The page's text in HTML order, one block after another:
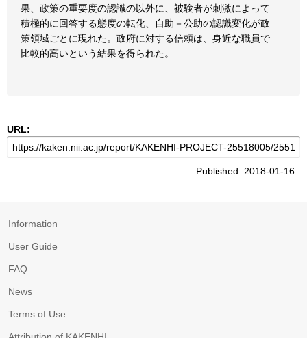
果、政策の重要度の認識の以外に、被験者が刺激によって
積極的に回答する態度の転化、自助－公助の認識変化が政
策領域ごとに現れた。政府に対する信頼は、身近な職員で
比較的高いという結果を得られた。
URL:
Published: 2018-01-16
Information
User Guide
FAQ
News
Terms of Use